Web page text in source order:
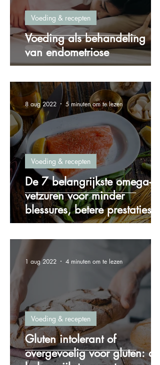
Voeding als behandeling
van endometriose
Voeding & recepten
De 7 belangrijkste omega-3
vetzuren voor minder
blessures, betere prestaties
en meer energie!
Voeding & recepten
8 aug 2022 5 minuten om te lezen
Gluten intolerant of
overgevoelig voor gluten: de
Voeding & recepten
1 aug 2022 4 minuten om te lezen